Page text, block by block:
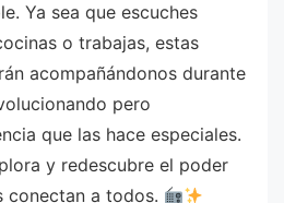
Ya sea que escuches
o trabajas, estas
acompañándonos durante
pero
que las hace especiales.
y redescubre el poder
conectan a todos.